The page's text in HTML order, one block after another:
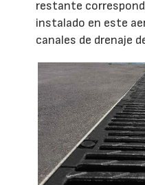
restante
instalado en este
canales de drenaje